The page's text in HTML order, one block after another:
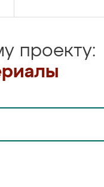
проекту: